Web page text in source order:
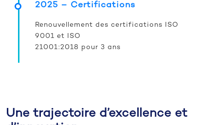
2025 – Certifications
Renouvellement des certifications ISO
9001 et ISO
21001:2018 pour 3 ans
Une trajectoire d’excellence et